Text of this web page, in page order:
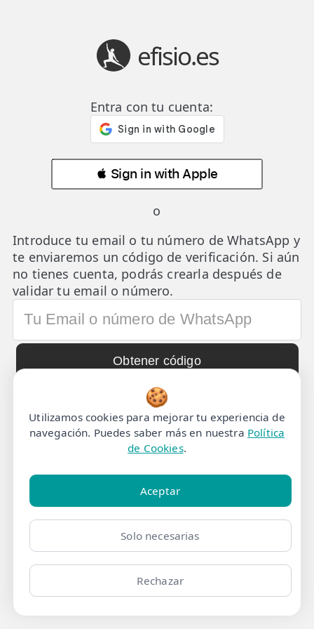
GENERAL
👩‍⚕️ Fisioterapeutas
🔍 Especialidades
💆‍♀️ Tratamientos
📰 Blog
🏢 Empresas
UBICACIONES
🔍 Buscador Clínicas
📍 Barrio del Pilar
📍 Barrio Salamanca
📍 Carabanchel - Usera
efisio.es
Entra con tu cuenta:
 Sign in with Apple
o
Introduce tu email o tu número de WhatsApp y
te enviaremos un código de verificación. Si aún
no tienes cuenta, podrás crearla después de
validar tu email o número.
🍪
Utilizamos cookies para mejorar tu experiencia de
navegación. Puedes saber más en nuestra Política
de Cookies.
Aceptar
Solo necesarias
Rechazar